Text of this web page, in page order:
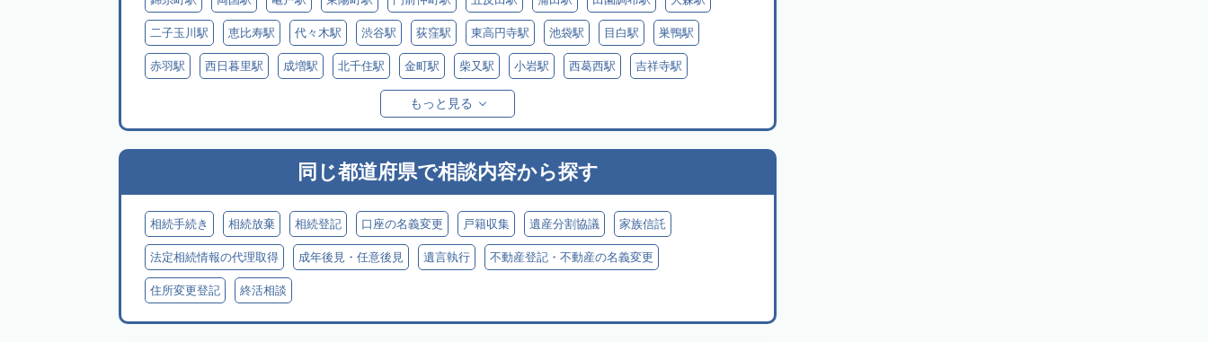
二子玉川駅 恵比寿駅 代々木駅 渋谷駅 荻窪駅 東高円寺駅 池袋駅 目白駅 巣鴨駅
赤羽駅 西日暮里駅 成増駅 北千住駅 金町駅 柴又駅 小岩駅 西葛西駅 吉祥寺駅
もっと見る
同じ都道府県で相談内容から探す
相続手続き 相続放棄 相続登記 口座の名義変更 戸籍収集 遺産分割協議 家族信託
法定相続情報の代理取得 成年後見・任意後見 遺言執行 不動産登記・不動産の名義変更
住所変更登記 終活相談